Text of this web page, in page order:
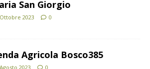
San Giorgio
2023 0
Agricola Bosco385
2023 0